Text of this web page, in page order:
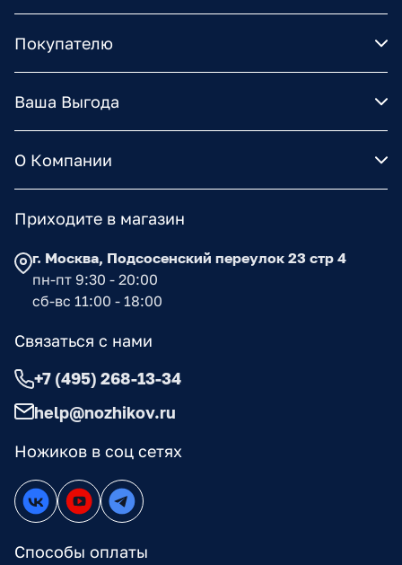
Покупателю
Ваша Выгода
О Компании
Ножиков в соц сетях
Способы оплаты
Приходите в магазин
г. Москва, Подсосенский переулок 23 стр 4
пн-пт 9:30 - 20:00
сб-вс 11:00 - 18:00
Связаться с нами
+7 (495) 268-13-34
help@nozhikov.ru